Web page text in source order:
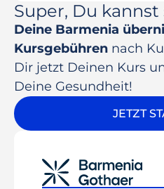
Super, Du
Deine Barmenia
Kursgebühren nach
Dir jetzt Deinen Kurs
Deine Gesundheit!
JETZT